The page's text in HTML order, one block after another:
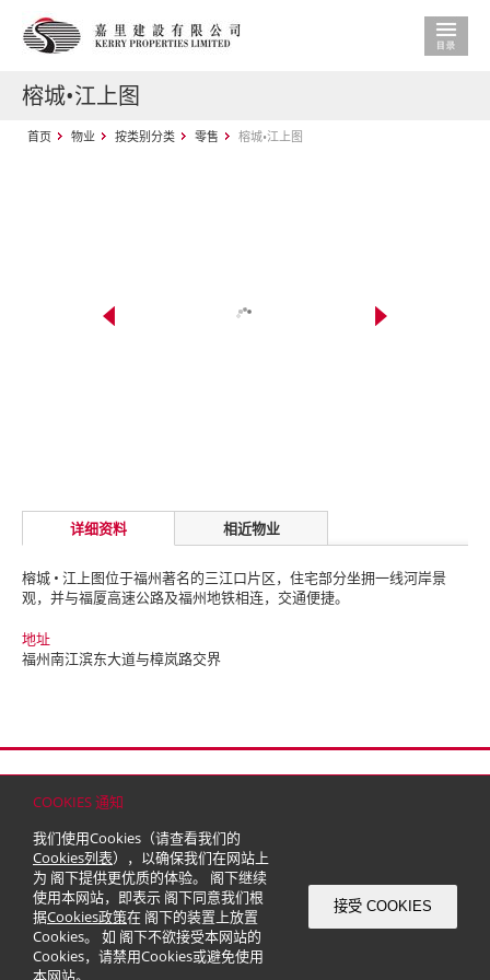
COOKIES 通知
我们使用Cookies（请查看我们的
Cookies列表），以确保我们在网站上
为 阁下提供更优质的体验。 阁下继续
使用本网站，即表示 阁下同意我们根
据Cookies政策在 阁下的装置上放置
Cookies。 如 阁下不欲接受本网站的
Cookies，请禁用Cookies或避免使用
本网站。
接受 COOKIES
榕城•江上图
首页 物业 按类别分类 零售 榕城•江上图
详细资料 相近物业
榕城 • 江上图位于福州著名的三江口片区，住宅部分坐拥一线河岸景
观，并与福厦高速公路及福州地铁相连，交通便捷。
地址
福州南江滨东大道与樟岚路交界
© 2026 嘉里建设有限公司 (于百慕达注册成立之有限公司)